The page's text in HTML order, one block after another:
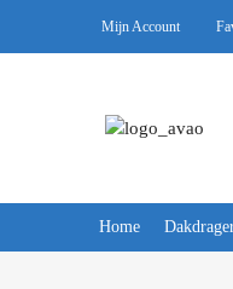
Mijn Account
Home